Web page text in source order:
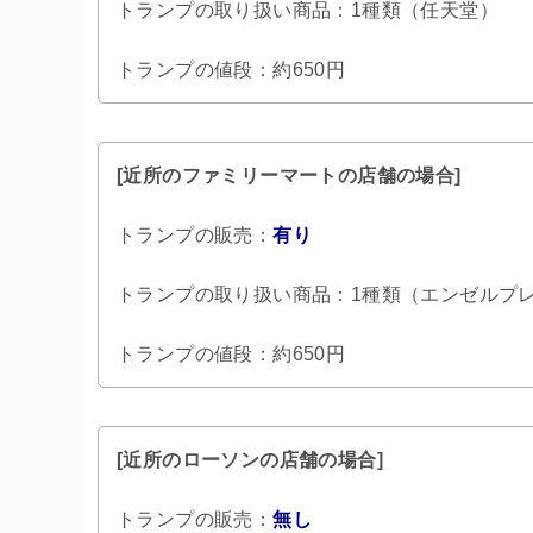
トランプの取り扱い商品：1種類（任天堂）
トランプの値段：約650円
[近所のファミリーマートの店舗の場合]
トランプの販売：有り
トランプの取り扱い商品：1種類（エンゼルプ
トランプの値段：約650円
[近所のローソンの店舗の場合]
トランプの販売：無し